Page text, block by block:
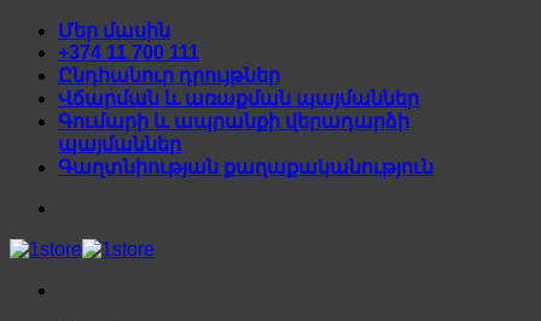
Skip
content
Մեր մասին
+374 11 700 111
Ընդհանուր դրույթներ
Վճարման և առաքման պայմաններ
Գումարի և ապրանքի վերադարձի
պայմաններ
Գաղտնիության քաղաքականություն